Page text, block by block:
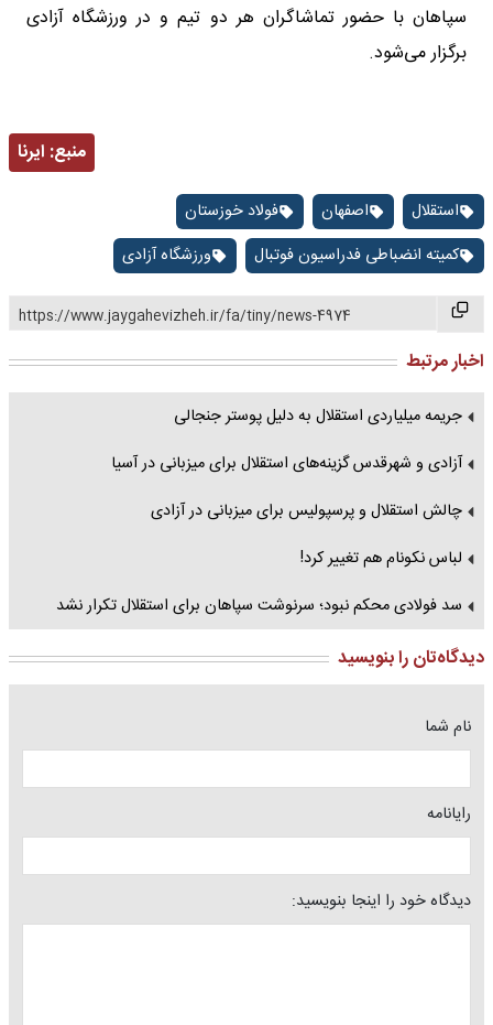
سپاهان با حضور تماشاگران هر دو تیم و در ورزشگاه آزادی
برگزار می‌شود.
منبع: ایرنا
استقلال اصفهان
فولاد خوزستان
کمیته انضباطی فدراسیون فوتبال
ورزشگاه آزادی
https://www.jaygahevizheh.ir/fa/tiny/news-4974
اخبار مرتبط
جریمه میلیاردی استقلال به دلیل پوستر جنجالی
آزادی و شهرقدس گزینه‌های استقلال برای میزبانی در آسیا
چالش استقلال و پرسپولیس برای میزبانی در آزادی
لباس نکونام هم تغییر کرد!
سد فولادی محکم نبود؛ سرنوشت سپاهان برای استقلال تکرار نشد
دیدگاه‌تان را بنویسید
نام شما
رایانامه
دیدگاه خود را اینجا بنویسید: